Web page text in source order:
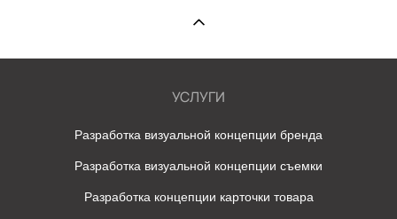
УСЛУГИ
Разработка визуальной концепции бренда
Разработка визуальной концепции съемки
Разработка концепции карточки товара